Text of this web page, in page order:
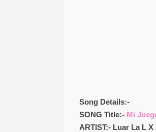
Song Details:-
SONG Title:- Mi
ARTIST:- Luar La L X